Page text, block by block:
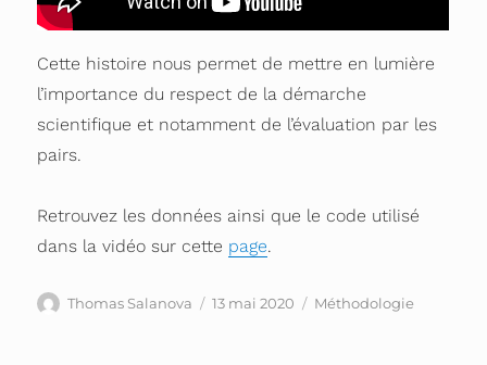
Cette histoire nous permet de mettre en lumière
l’importance du respect de la démarche
scientifique et notamment de l’évaluation par les
pairs.
Retrouvez les données ainsi que le code utilisé
dans la vidéo sur cette page.
Auteur
Thomas Salanova
Publié
13 mai 2020 Catégories
Méthodologie